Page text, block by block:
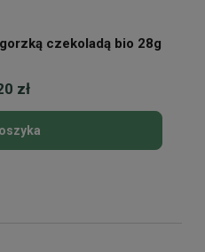
czekoladą bio 28g
zł